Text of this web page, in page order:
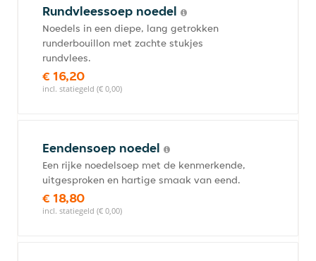
Rundvleessoep noedel
Noedels in een diepe, lang getrokken
runderbouillon met zachte stukjes
rundvlees.
€ 16,20
incl. statiegeld (€ 0,00)
Eendensoep noedel
Een rijke noedelsoep met de kenmerkende,
uitgesproken en hartige smaak van eend.
€ 18,80
incl. statiegeld (€ 0,00)